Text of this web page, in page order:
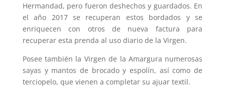
Hermandad, pero fueron deshechos y guardados. En
el año 2017 se recuperan estos bordados y se
enriquecen con otros de nueva factura para
recuperar esta prenda al uso diario de la Virgen.
Posee también la Virgen de la Amargura numerosas
sayas y mantos de brocado y espolín, así como de
terciopelo, que vienen a completar su ajuar textil.